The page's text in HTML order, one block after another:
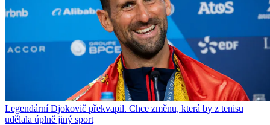
Legendární Djokovič překvapil. Chce změnu, která by z tenisu
udělala úplně jiný sport